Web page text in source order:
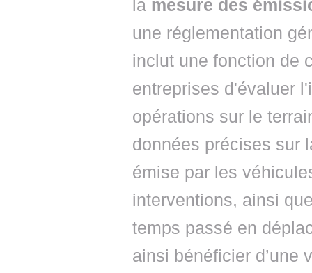
la mesure des
une réglementation
inclut une fonction de
entreprises d'évaluer
opérations sur le
données précises sur
émise par les
interventions, ainsi
temps passé en
ainsi bénéficier d’une